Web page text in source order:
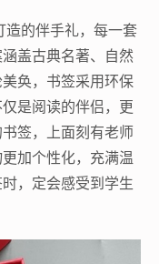
造的伴手礼，每一套
盖古典名著、自然
奂，书签采用环保
是阅读的伴侣，更
签，上面刻有老师
加个性化，充满温
，定会感受到学生